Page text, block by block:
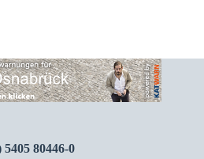
5405 80446-0